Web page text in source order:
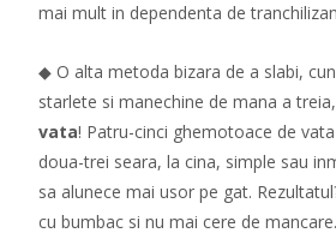
mai mult in dependenta de
◆ O alta metoda bizara de a slabi,
starlete si manechine de mana a
vata! Patru-cinci ghemotoace de
doua-trei seara, la cina, simple sau
sa alunece mai usor pe gat.
cu bumbac si nu mai cere de